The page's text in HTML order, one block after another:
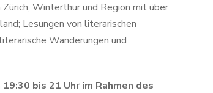
Winterthur und Region mit über
Lesungen von literarischen
Wanderungen und
bis 21 Uhr im Rahmen des